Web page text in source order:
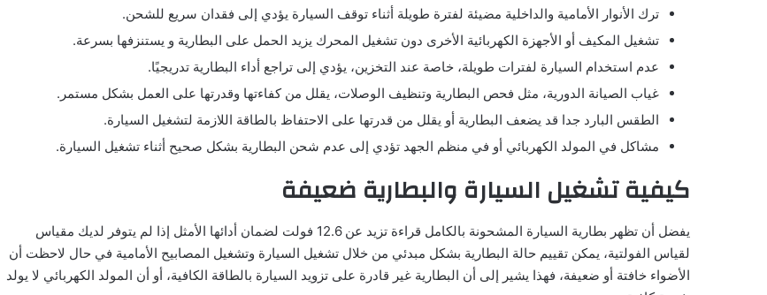
ترك الأنوار الأمامية والداخلية مضيئة لفترة طويلة أثناء توقف السيارة يؤدي إلى فقدان سريع للشحن.
تشغيل المكيف أو الأجهزة الكهربائية الأخرى دون تشغيل المحرك يزيد الحمل على البطارية و يستنزفها بسرعة.
عدم استخدام السيارة لفترات طويلة، خاصة عند التخزين، يؤدي إلى تراجع أداء البطارية تدريجيًا.
غياب الصيانة الدورية، مثل فحص البطارية وتنظيف الوصلات، يقلل من كفاءتها وقدرتها على العمل بشكل مستمر.
الطقس البارد جدا قد يضعف البطارية أو يقلل من قدرتها على الاحتفاظ بالطاقة اللازمة لتشغيل السيارة.
مشاكل في المولد الكهربائي أو في منظم الجهد تؤدي إلى عدم شحن البطارية بشكل صحيح أثناء تشغيل السيارة.
كيفية تشغيل السيارة والبطارية ضعيفة
يفضل أن تظهر بطارية السيارة المشحونة بالكامل قراءة تزيد عن 12.6 فولت لضمان أدائها الأمثل إذا لم يتوفر لديك مقياس
لقياس الفولتية، يمكن تقييم حالة البطارية بشكل مبدئي من خلال تشغيل السيارة وتشغيل المصابيح الأمامية في حال لاحظت أن
الأضواء خافتة أو ضعيفة، فهذا يشير إلى أن البطارية غير قادرة على تزويد السيارة بالطاقة الكافية، أو أن المولد الكهربائي لا يولد